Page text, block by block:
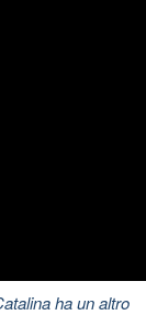
ha un altro